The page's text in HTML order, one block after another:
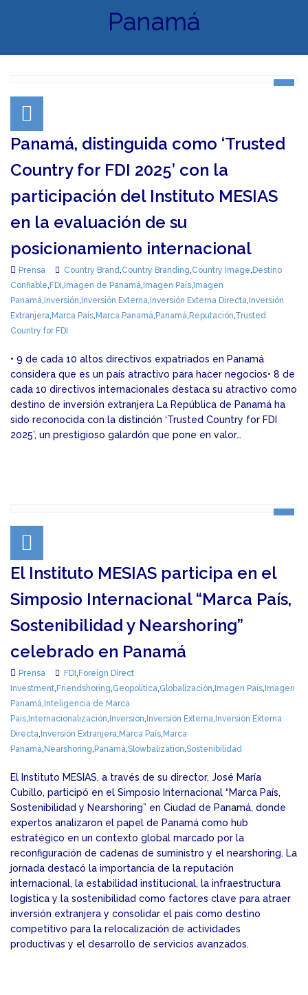
Panamá
Panamá, distinguida como ‘Trusted
Country for FDI 2025’ con la
participación del Instituto MESIAS
en la evaluación de su
posicionamiento internacional
Prensa Country Brand,Country Branding,Country Image, Destino
Confiable, FDI , Imagen de Panamá, Imagen País, Imagen
Panamá, Inversión, Inversión Externa, Inversión Externa Directa, Inversión
Extranjera, Marca País, Marca Panamá, Panamá, Reputación,Trusted
Country for FDI
• 9 de cada 10 altos directivos expatriados en Panamá
considera que es un país atractivo para hacer negocios• 8 de
cada 10 directivos internacionales destaca su atractivo como
destino de inversión extranjera La República de Panamá ha
sido reconocida con la distinción ‘Trusted Country for FDI
2025’, un prestigioso galardón que pone en valor…
El Instituto MESIAS participa en el
Simposio Internacional “Marca País,
Sostenibilidad y Nearshoring”
celebrado en Panamá
Prensa FDI , Foreign Direct
Investment, Friendshoring,Geopolítica,Globalización, Imagen País, Imagen
Panamá, Inteligencia de Marca
País, Internacionalización, Inversión, Inversión Externa, Inversión Externa
Directa, Inversión Extranjera, Marca País, Marca
Panamá, Nearshoring, Panamá,Slowbalization,Sostenibilidad
El Instituto MESIAS, a través de su director, José María
Cubillo, participó en el Simposio Internacional “Marca País,
Sostenibilidad y Nearshoring” en Ciudad de Panamá, donde
expertos analizaron el papel de Panamá como hub
estratégico en un contexto global marcado por la
reconfiguración de cadenas de suministro y el nearshoring. La
jornada destacó la importancia de la reputación
internacional, la estabilidad institucional, la infraestructura
logística y la sostenibilidad como factores clave para atraer
inversión extranjera y consolidar el país como destino
competitivo para la relocalización de actividades
productivas y el desarrollo de servicios avanzados.